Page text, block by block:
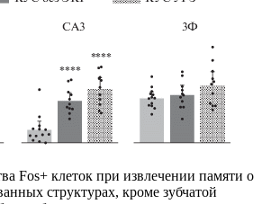
Fos+ клеток при извлечении памяти о
структурах, кроме зубчатой